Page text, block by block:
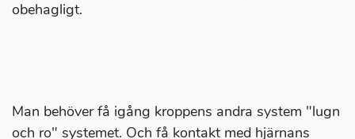
obehagligt.
Man behöver få igång kroppens andra system "lugn
och ro" systemet. Och få kontakt med hjärnans